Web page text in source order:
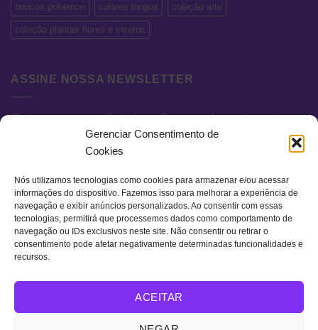
Gerenciar Consentimento de
Cookies
Nós utilizamos tecnologias como cookies para armazenar e/ou acessar
informações do dispositivo. Fazemos isso para melhorar a experiência de
navegação e exibir anúncios personalizados. Ao consentir com essas
tecnologias, permitirá que processemos dados como comportamento de
navegação ou IDs exclusivos neste site. Não consentir ou retirar o
consentimento pode afetar negativamente determinadas funcionalidades e
recursos.
ACEITAR
brincos pokemon colares longos coleção arte
coleção plantas flores e insetos
ASSINE NOSSA NEWSLETTER
Cadastre seu e-mail abaixo e fique por dentro de todas as
novidades e promoções exclusivas.
Visa MasterCard